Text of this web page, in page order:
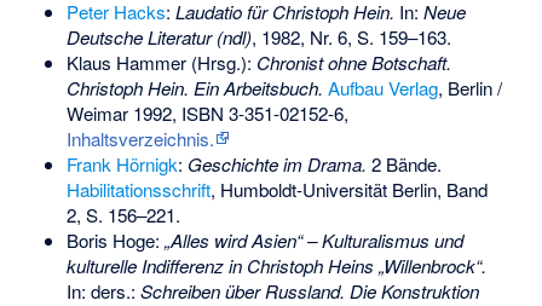
Peter Hacks: Laudatio für Christoph Hein. In: Neue
Deutsche Literatur (ndl), 1982, Nr. 6, S. 159–163.
Klaus Hammer(Hrsg.): Chronist ohne Botschaft.
Christoph Hein. Ein Arbeitsbuch. Aufbau Verlag, Berlin /
Weimar 1992, ISBN 3-351-02152-6,
Inhaltsverzeichnis.
Frank Hörnigk: Geschichte im Drama. 2 Bände.
Habilitationsschrift, Humboldt-Universität Berlin, Band
2, S. 156–221.
Boris Hoge: „Alles wird Asien“ – Kulturalismus und
kulturelle Indifferenz in Christoph Heins „Willenbrock“.
In: ders.: Schreiben über Russland. Die Konstruktion